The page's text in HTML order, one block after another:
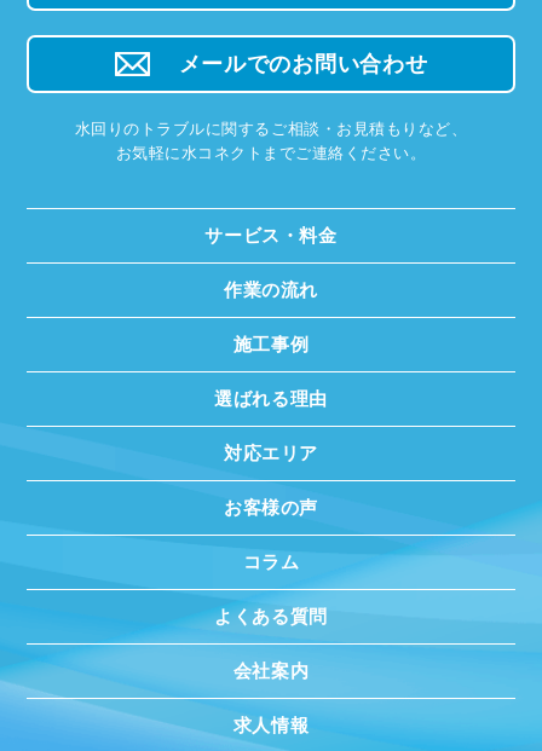
メールでのお問い合わせ
水回りのトラブルに関するご相談・お見積もりなど、
お気軽に水コネクトまでご連絡ください。
サービス・料金
作業の流れ
施工事例
選ばれる理由
対応エリア
お客様の声
コラム
よくある質問
会社案内
求人情報